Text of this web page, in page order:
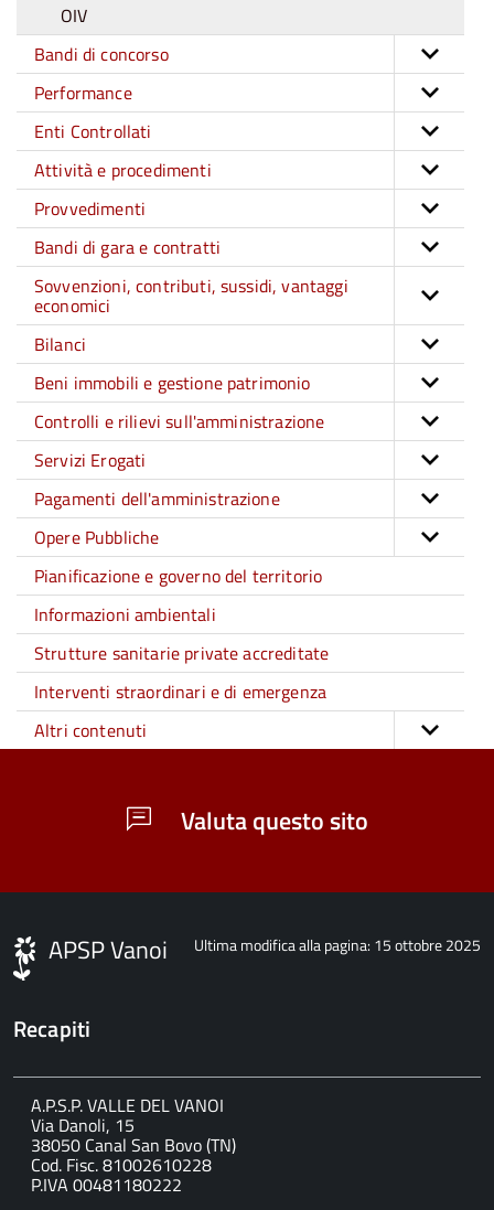
OIV
Bandi di concorso
Performance
Enti Controllati
Attività e procedimenti
Provvedimenti
Bandi di gara e contratti
Sovvenzioni, contributi, sussidi, vantaggi
economici
Bilanci
Beni immobili e gestione patrimonio
Controlli e rilievi sull'amministrazione
Servizi Erogati
Pagamenti dell'amministrazione
Opere Pubbliche
Pianificazione e governo del territorio
Informazioni ambientali
Strutture sanitarie private accreditate
Interventi straordinari e di emergenza
Altri contenuti
Valuta questo sito
Ultima modifica alla pagina: 15 ottobre 2025
APSP Vanoi
Recapiti
A.P.S.P. VALLE DEL VANOI
Via Danoli, 15
38050 Canal San Bovo (TN)
Cod. Fisc. 81002610228
P.IVA 00481180222